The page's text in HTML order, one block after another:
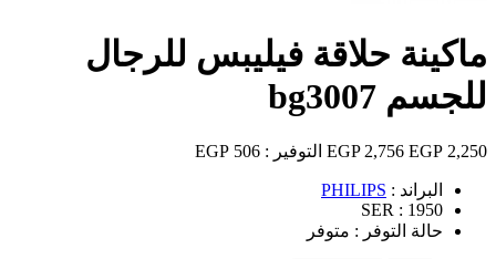
ماكينة حلاقة فيليبس للرجال
للجسم bg3007
2,250 EGP
2,756 EGP التوفير : 506 EGP
البراند : PHILIPS
SER : 1950
حالة التوفر : متوفر